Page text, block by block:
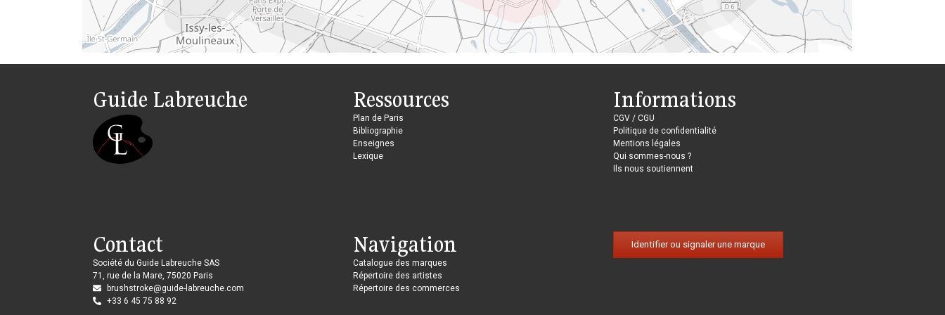
Guide Labreuche Ressources
Plan de Paris
Bibliographie
Enseignes
Lexique
Informations
CGV / CGU
Politique de confidentialité
Mentions légales
Qui sommes-nous ?
Ils nous soutiennent
Contact
Société du Guide Labreuche SAS
71, rue de la Mare, 75020 Paris
brushstroke@guide-labreuche.com
+33 6 45 75 88 92
Navigation
Catalogue des marques
Répertoire des artistes
Répertoire des commerces
Identifier ou signaler une marque